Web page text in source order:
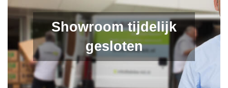
Showroom tijdelijk
gesloten